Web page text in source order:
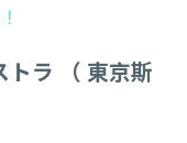
トラ （ 東京斯